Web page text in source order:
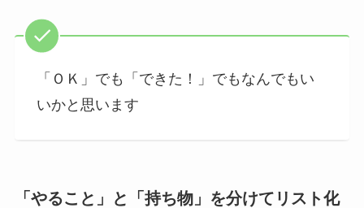
「ＯＫ」でも「できた！」でもなんでもい
いかと思います
「やること」と「持ち物」を分けてリスト化